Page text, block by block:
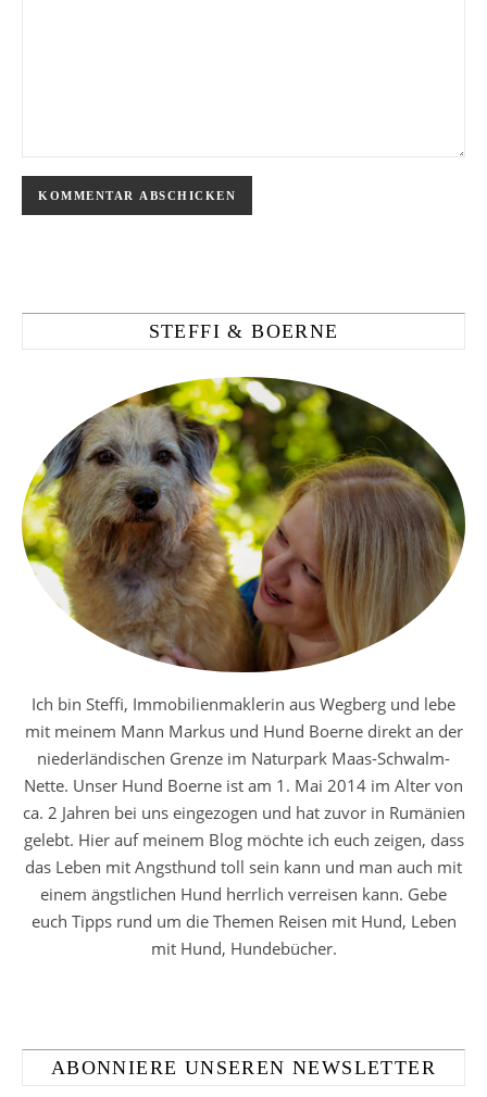
STEFFI & BOERNE
Ich bin Steffi, Immobilienmaklerin aus Wegberg und lebe
mit meinem Mann Markus und Hund Boerne direkt an der
niederländischen Grenze im Naturpark Maas-Schwalm-
Nette. Unser Hund Boerne ist am 1. Mai 2014 im Alter von
ca. 2 Jahren bei uns eingezogen und hat zuvor in Rumänien
gelebt. Hier auf meinem Blog möchte ich euch zeigen, dass
das Leben mit Angsthund toll sein kann und man auch mit
einem ängstlichen Hund herrlich verreisen kann. Gebe
euch Tipps rund um die Themen Reisen mit Hund, Leben
mit Hund, Hundebücher.
ABONNIERE UNSEREN NEWSLETTER